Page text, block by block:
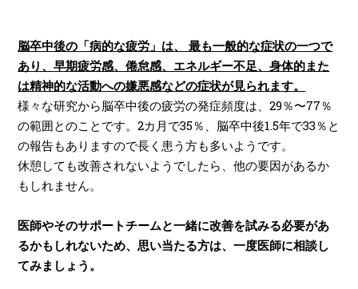
脳卒中後の「病的な疲労」は、 最も一般的な症状の一つで
あり、早期疲労感、倦怠感、エネルギー不足、身体的また
は精神的な活動への嫌悪感などの症状が見られます。
様々な研究から脳卒中後の疲労の発症頻度は、29％〜77％
の範囲とのことです。2カ月で35％、脳卒中後1.5年で33％と
の報告もありますので長く患う方も多いようです。
休憩しても改善されないようでしたら、他の要因があるか
もしれません。
医師やそのサポートチームと一緒に改善を試みる必要があ
るかもしれないため、思い当たる方は、一度医師に相談し
てみましょう。